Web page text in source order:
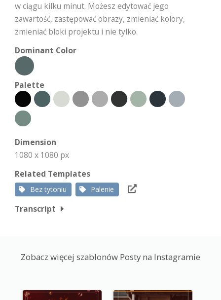
w ciągu kilku minut. Możesz edytować jego
zawartość, zastępować obrazy, zmieniać kolory,
zmieniać bloki projektu i nie tylko.
Dominant Color
Palette
Dimension
1080 x 1080 px
Related Templates
Bez tytoniu Palenie
Transcript
Zobacz więcej szablonów Posty na Instagramie